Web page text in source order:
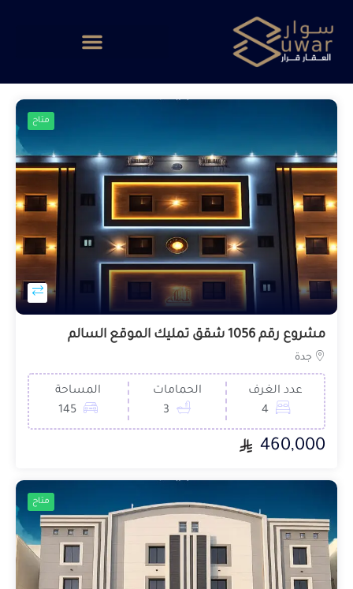
متاح
مشروع رقم 1056 شقق تمليك الموقع السالم
جدة
عدد الغرف
4
الحمامات
3
المساحة
145
460,000
متاح